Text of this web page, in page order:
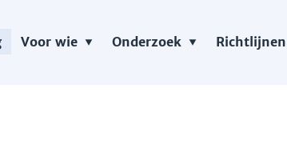
Voor wie Onderzoek Richtlijnen